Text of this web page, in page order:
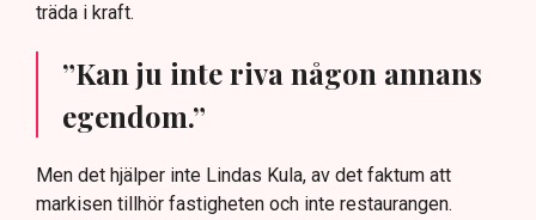
träda i kraft.
”Kan ju inte riva någon annans
egendom.”
Men det hjälper inte Lindas Kula, av det faktum att
markisen tillhör fastigheten och inte restaurangen.